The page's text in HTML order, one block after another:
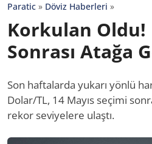
Paratic » Döviz Haberleri »
Korkulan Oldu!
Sonrası Atağa
Son haftalarda yukarı yönlü
Dolar/TL, 14 Mayıs seçimi
rekor seviyelere ulaştı.